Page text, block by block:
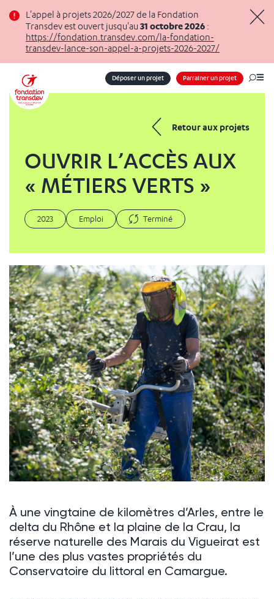
L'appel à projets 2026/2027 de la Fondation
Transdev est ouvert jusqu'au 31 octobre 2026 :
https://fondation.transdev.com/la-fondation-
transdev-lance-son-appel-a-projets-2026-2027/
Déposer un projet Parrainer un projet
Retour aux projets
OUVRIR L’ACCÈS AUX
« MÉTIERS VERTS »
2023 Emploi Terminé
À une vingtaine de kilomètres d’Arles, entre le
delta du Rhône et la plaine de la Crau, la
réserve naturelle des Marais du Vigueirat est
l’une des plus vastes propriétés du
Conservatoire du littoral en Camargue.